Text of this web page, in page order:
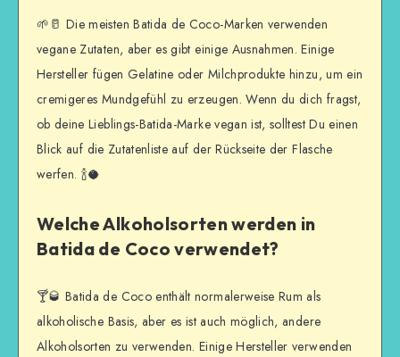
🌱🥛 Die meisten Batida de Coco-Marken verwenden
vegane Zutaten, aber es gibt einige Ausnahmen. Einige
Hersteller fügen Gelatine oder Milchprodukte hinzu, um ein
cremigeres Mundgefühl zu erzeugen. Wenn du dich fragst,
ob deine Lieblings-Batida-Marke vegan ist, solltest Du einen
Blick auf die Zutatenliste auf der Rückseite der Flasche
werfen. 🍾🥥
Welche Alkoholsorten werden in
Batida de Coco verwendet?
🍸🥃 Batida de Coco enthält normalerweise Rum als
alkoholische Basis, aber es ist auch möglich, andere
Alkoholsorten zu verwenden. Einige Hersteller verwenden